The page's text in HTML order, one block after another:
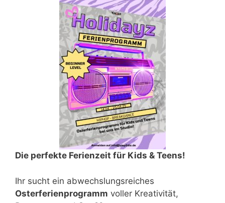
Die perfekte Ferienzeit für Kids & Teens!
Ihr sucht ein abwechslungsreiches
Osterferienprogramm voller Kreativität,